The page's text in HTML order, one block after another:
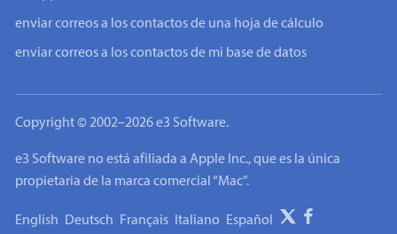
enviar correos a los contactos de una hoja de cálculo
enviar correos a los contactos de mi base de datos
Copyright © 2002–2026 e3 Software.
e3 Software no está afiliada a Apple Inc., que es la única
propietaria de la marca comercial “Mac”.
English Deutsch Français Italiano Español